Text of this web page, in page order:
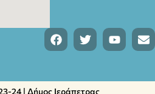
24 | Δήμος Ιεράπετρας